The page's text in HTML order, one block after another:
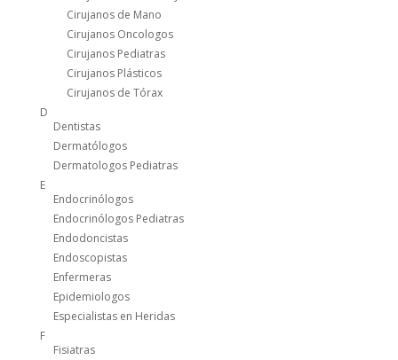
Cirujanos de Mano
Cirujanos Oncologos
Cirujanos Pediatras
Cirujanos Plásticos
Cirujanos de Tórax
D
Dentistas
Dermatólogos
Dermatologos Pediatras
E
Endocrinólogos
Endocrinólogos Pediatras
Endodoncistas
Endoscopistas
Enfermeras
Epidemiologos
Especialistas en Heridas
F
Fisiatras